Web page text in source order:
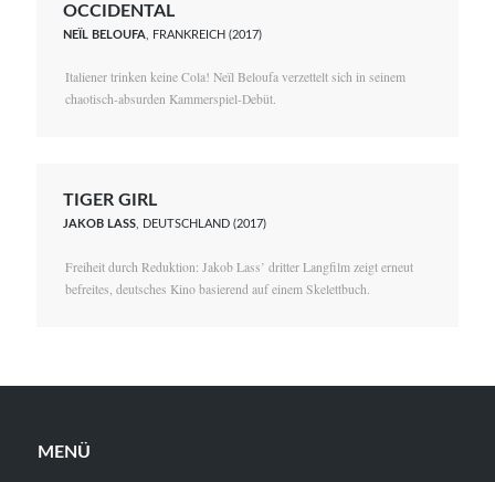
OCCIDENTAL
NEÏL BELOUFA , FRANKREICH (2017)
Italiener trinken keine Cola! Neïl Beloufa verzettelt sich in seinem
chaotisch-absurden Kammerspiel-Debüt.
TIGER GIRL
JAKOB LASS, DEUTSCHLAND (2017)
Freiheit durch Reduktion: Jakob Lass’ dritter Langfilm zeigt erneut
befreites, deutsches Kino basierend auf einem Skelettbuch.
MENÜ